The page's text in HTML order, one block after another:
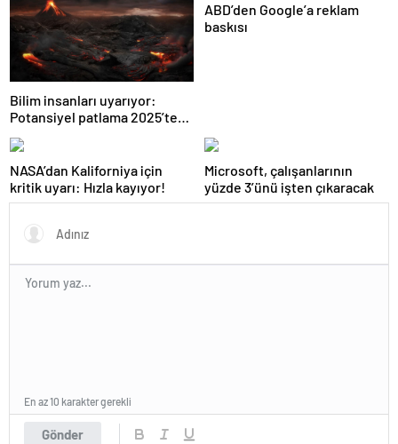
Bilim insanları uyarıyor:
Potansiyel patlama 2025’te
bekleniyor!
ABD’den Google’a reklam
baskısı
NASA’dan Kaliforniya için
kritik uyarı: Hızla kayıyor!
Microsoft, çalışanlarının
yüzde 3’ünü işten çıkaracak
Gönder
En az 10 karakter gerekli